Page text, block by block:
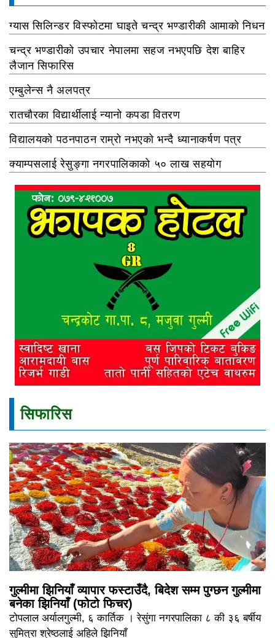
ग्यास सिलिन्डर विस्फोटमा घाइते चन्द्र भण्डारीकी आमाको निधन
चन्द्र भण्डारीको उपचार नेपालमा सहज नभएपछि देश बाहिर
लैजान सिफारिस
एम्बुलेन्स नै अलपत्र
रातचौरका विद्यार्थीलाई न्यानो कपडा वितरण
विद्यालयको पठनपाठन राम्रो नभएको भन्दै ध्यानाकर्षण पत्र
क्याम्पसलाई रेसुङ्गा नगरपालिकाको ५० लाख सहयोग
सिफारिस
गुल्मीमा झिनियाँ व्यापार फस्टाउँदै, बिदेश सम्म पुग्छन गुल्मीमा
बनेका झिनियाँ (फोटो फिचर)
टोपलाल अर्यालगुल्मी, ६ कार्तिक । रेसुंगा नगरपालिका ८ की ३६ बर्षीय
सुमित्रा श्रेष्ठलाई अहिले झिनियाँ